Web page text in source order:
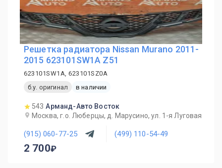
Решетка радиатора Nissan Murano 2011-
2015 623101SW1A Z51
623101SW1A, 623101SZ0A
б.у. оригинал
в наличии
543 Арманд-Авто Восток
Москва, г.о. Люберцы, д. Марусино, ул. 1-я Луговая
(915) 060-77-25 (499) 110-54-49
2 700